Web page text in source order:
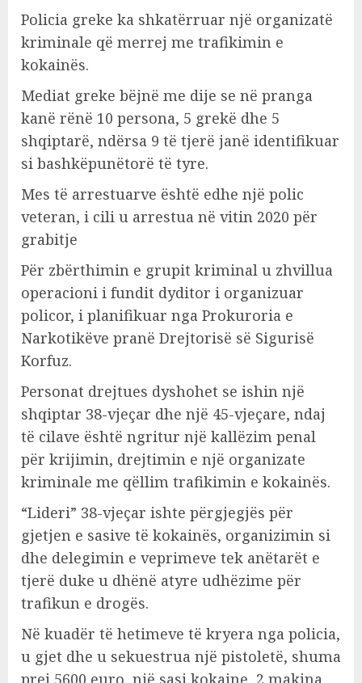
Policia greke ka shkatërruar një organizatë
kriminale që merrej me trafikimin e
kokainës.
Mediat greke bëjnë me dije se në pranga
kanë rënë 10 persona, 5 grekë dhe 5
shqiptarë, ndërsa 9 të tjerë janë identifikuar
si bashkëpunëtorë të tyre.
Mes të arrestuarve është edhe një polic
veteran, i cili u arrestua në vitin 2020 për
grabitje
Për zbërthimin e grupit kriminal u zhvillua
operacioni i fundit dyditor i organizuar
policor, i planifikuar nga Prokuroria e
Narkotikëve pranë Drejtorisë së Sigurisë
Korfuz.
Personat drejtues dyshohet se ishin një
shqiptar 38-vjeçar dhe një 45-vjeçare, ndaj
të cilave është ngritur një kallëzim penal
për krijimin, drejtimin e një organizate
kriminale me qëllim trafikimin e kokainës.
“Lideri” 38-vjeçar ishte përgjegjës për
gjetjen e sasive të kokainës, organizimin si
dhe delegimin e veprimeve tek anëtarët e
tjerë duke u dhënë atyre udhëzime për
trafikun e drogës.
Në kuadër të hetimeve të kryera nga policia,
u gjet dhe u sekuestrua një pistoletë, shuma
prej 5600 euro, një sasi kokaine, 2 makina